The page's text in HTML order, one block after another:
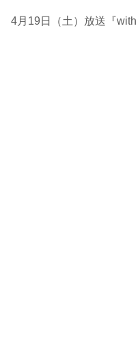
4月19日（土）放送『with